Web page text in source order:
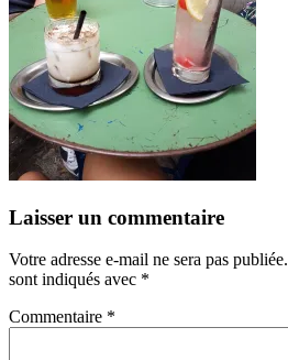
Laisser un commentaire
Votre adresse e-mail ne sera pas publiée.
sont indiqués avec *
Commentaire *